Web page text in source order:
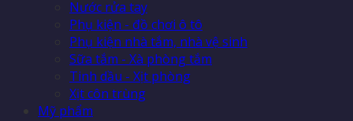
Nước rửa tay
Phụ kiện - đồ chơi ô tô
Phụ kiện nhà tắm, nhà vệ sinh
Sữa tắm - Xà phòng tắm
Tinh dầu - Xịt phòng
Xịt côn trùng
Mỹ phẩm